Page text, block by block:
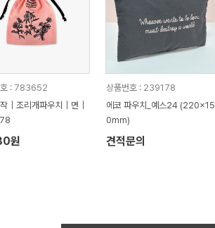
호 : 783652
｜조리개파우치｜면｜
원
상품번호 : 239178
에코 파우치_예스24 (220x15
0mm)
견적문의